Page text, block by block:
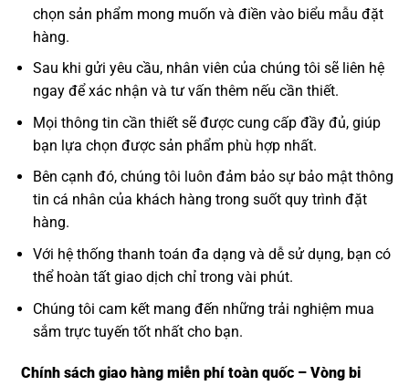
chọn sản phẩm mong muốn và điền vào biểu mẫu đặt
hàng.
Sau khi gửi yêu cầu, nhân viên của chúng tôi sẽ liên hệ
ngay để xác nhận và tư vấn thêm nếu cần thiết.
Mọi thông tin cần thiết sẽ được cung cấp đầy đủ, giúp
bạn lựa chọn được sản phẩm phù hợp nhất.
Bên cạnh đó, chúng tôi luôn đảm bảo sự bảo mật thông
tin cá nhân của khách hàng trong suốt quy trình đặt
hàng.
Với hệ thống thanh toán đa dạng và dễ sử dụng, bạn có
thể hoàn tất giao dịch chỉ trong vài phút.
Chúng tôi cam kết mang đến những trải nghiệm mua
sắm trực tuyến tốt nhất cho bạn.
Chính sách giao hàng miễn phí toàn quốc – Vòng bi